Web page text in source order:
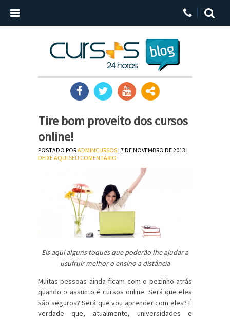
Tire bom proveito dos cursos
online!
POSTADO PORADMINCURSOS| 7 DE NOVEMBRO DE 2013 |
DEIXE AQUI SEU COMENTÁRIO
Eis aqui alguns toques que poderão lhe ajudar a
usufruir melhor o ensino a distância
Muitas pessoas ainda ficam com o pezinho atrás
quando o assunto é cursos online. Será que eles
são seguros? Será que vou aprender com eles? É
verdade que, atualmente, universidades e